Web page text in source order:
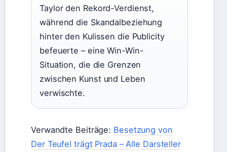
Taylor den Rekord-Verdienst,
während die Skandalbeziehung
hinter den Kulissen die Publicity
befeuerte – eine Win-Win-
Situation, die die Grenzen
zwischen Kunst und Leben
verwischte.
Verwandte Beiträge: Besetzung von
Der Teufel trägt Prada – Alle Darsteller